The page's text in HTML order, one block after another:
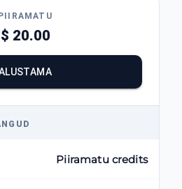
$ 20.00
Piiramatu credits